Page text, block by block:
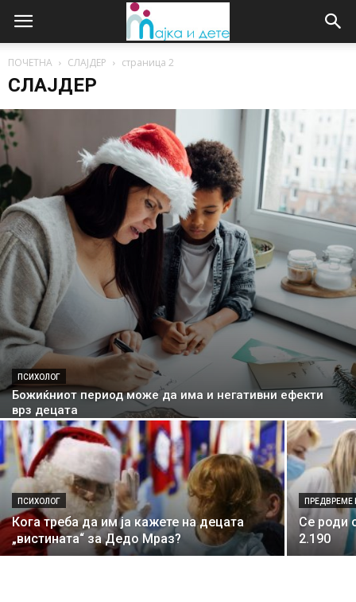
ПОЧЕТНА СЛАЈДЕР страница 2
СЛАЈДЕР
ПСИХОЛОГ
Божиќниот период може да има и негативни ефекти
врз децата
ПСИХОЛОГ
Кога треба да им ја кажете на децата
„вистината“ за Дедо Мраз?
ПРЕДВРЕМЕ
Се роди
2.190